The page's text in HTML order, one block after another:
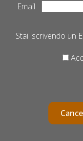
Email
Stai iscrivendo un